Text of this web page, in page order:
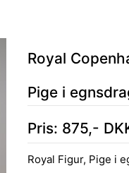
Royal
Pige i
Pris: 875,-
Royal Figur, Pige i